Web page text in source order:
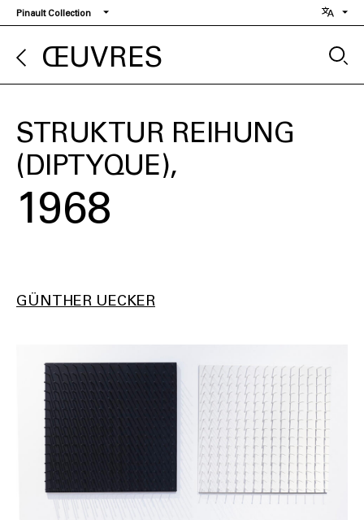
Aller
au
contenu
principal
Pinault Collection
ŒUVRES
STRUKTUR REIHUNG
(DIPTYQUE)
1968
GÜNTHER UECKER